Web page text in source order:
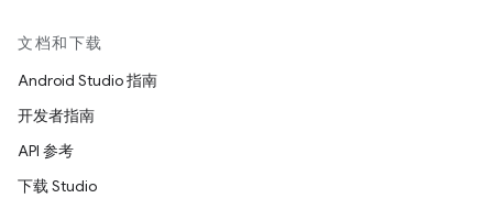
文档和下载
Android Studio 指南
开发者指南
API 参考
下载 Studio